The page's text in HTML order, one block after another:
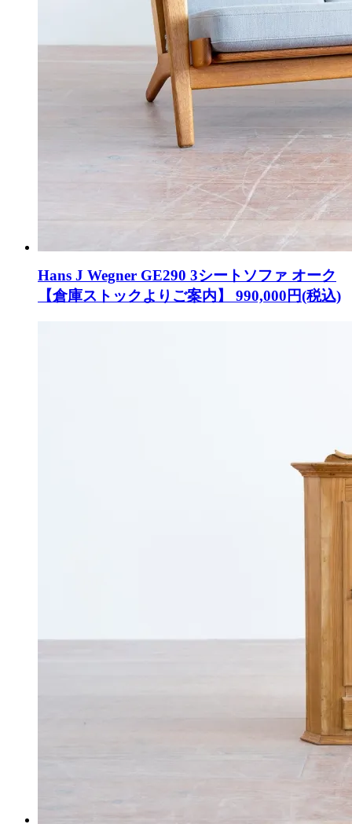
Hans J Wegner GE290 3シートソファ オーク
【倉庫ストックよりご案内】 990,000円(税込)